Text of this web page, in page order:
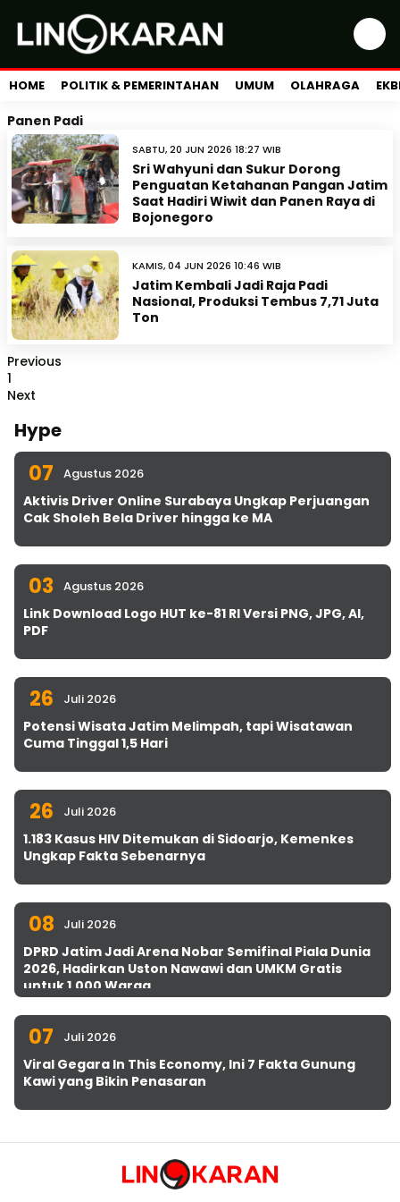
HOME POLITIK & PEMERINTAHAN UMUM OLAHRAGA
Panen Padi
SABTU, 20 JUN 2026 18:27 WIB
Sri Wahyuni dan Sukur Dorong
Penguatan Ketahanan Pangan Jatim
Saat Hadiri Wiwit dan Panen Raya di
Bojonegoro
KAMIS, 04 JUN 2026 10:46 WIB
Jatim Kembali Jadi Raja Padi
Nasional, Produksi Tembus 7,71 Juta
Ton
Previous
1
Next
Hype
07 Agustus 2026
Aktivis Driver Online Surabaya Ungkap Perjuangan
Cak Sholeh Bela Driver hingga ke MA
03 Agustus 2026
Link Download Logo HUT ke-81 RI Versi PNG, JPG, AI,
PDF
26 Juli 2026
Potensi Wisata Jatim Melimpah, tapi Wisatawan
Cuma Tinggal 1,5 Hari
26 Juli 2026
1.183 Kasus HIV Ditemukan di Sidoarjo, Kemenkes
Ungkap Fakta Sebenarnya
08 Juli 2026
DPRD Jatim Jadi Arena Nobar Semifinal Piala Dunia
2026, Hadirkan Uston Nawawi dan UMKM Gratis
untuk 1.000 Warga
07 Juli 2026
Viral Gegara In This Economy, Ini 7 Fakta Gunung
Kawi yang Bikin Penasaran